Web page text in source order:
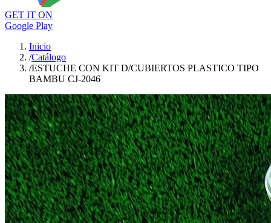
GET IT ON
Google Play
Inicio
/Catálogo
/ESTUCHE CON KIT D/CUBIERTOS PLASTICO TIPO
BAMBU CJ-2046